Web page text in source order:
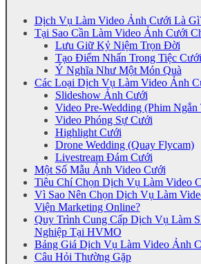
Dịch Vụ Làm Video Ảnh Cưới Là
Tại Sao Cần Làm Video Ảnh Cưới
Lưu Giữ Kỷ Niệm Trọn Đời
Tạo Điểm Nhấn Trong Tiệc Cưới
Ý Nghĩa Như Một Món Quà
Các Loại Dịch Vụ Làm Video Ảnh
Slideshow Ảnh Cưới
Video Pre-Wedding (Phim
Video Phóng Sự Cưới
Highlight Cưới
Drone Wedding (Quay Flycam)
Livestream Đám Cưới
Một Số Mẫu Ảnh Video Cưới
Tiêu Chí Chọn Dịch Vụ Làm Video
Vì Sao Nên Chọn Dịch Vụ Làm
Viện Marketing Online?
Quy Trình Cung Cấp Dịch Vụ Làm
Nghiệp Tại HVMO
Bảng Giá Dịch Vụ Làm Video Ảnh
Câu Hỏi Thường Gặp